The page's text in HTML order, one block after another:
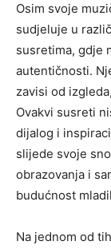
Osim svoje
sudjeluje u
susretima, gdje
autentičnosti.
zavisi od
Ovakvi susreti
dijalog i
slijede svoje
obrazovanja i
budućnost
Na jednom od